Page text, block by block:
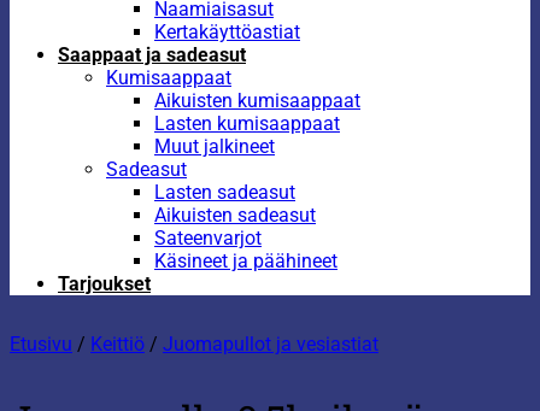
Naamiaisasut
Kertakäyttöastiat
Saappaat ja sadeasut
Kumisaappaat
Aikuisten kumisaappaat
Lasten kumisaappaat
Muut jalkineet
Sadeasut
Lasten sadeasut
Aikuisten sadeasut
Sateenvarjot
Käsineet ja päähineet
Tarjoukset
Etusivu / Keittiö / Juomapullot ja vesiastiat